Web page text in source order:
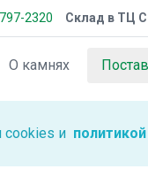
2320 Склад в ТЦ
О камнях
cookies и